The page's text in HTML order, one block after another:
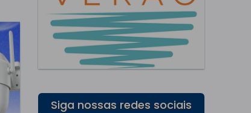
Siga nossas redes sociais